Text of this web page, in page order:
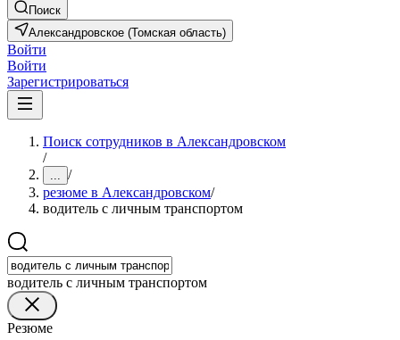
Поиск
Александровское (Томская область)
Войти
Войти
Зарегистрироваться
Поиск сотрудников в Александровском
/
... /
резюме в Александровском/
водитель с личным транспортом
водитель с личным транспортом
Резюме